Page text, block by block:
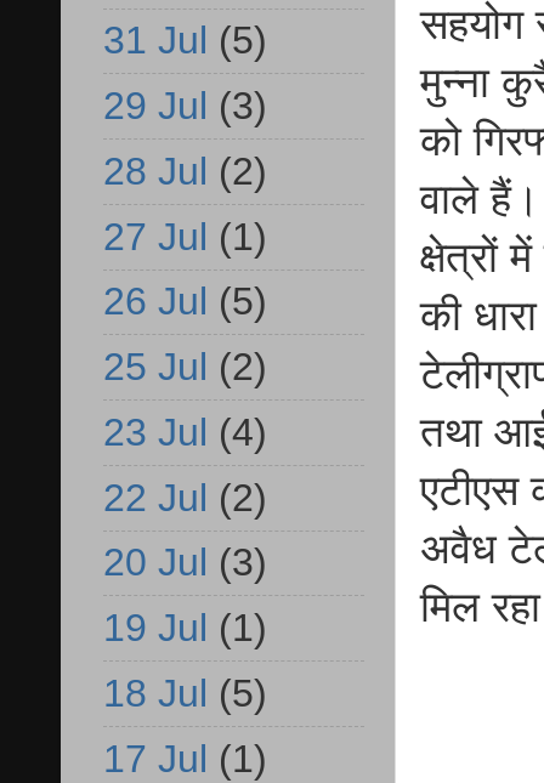
सहयोग
मुन्ना
को
वाले
क्षेत्रों
की
तथा
अवैध
मिल
31 Jul (5)
29 Jul (3)
28 Jul (2)
27 Jul (1)
26 Jul (5)
25 Jul (2)
23 Jul (4)
22 Jul (2)
20 Jul (3)
19 Jul (1)
18 Jul (5)
17 Jul (1)